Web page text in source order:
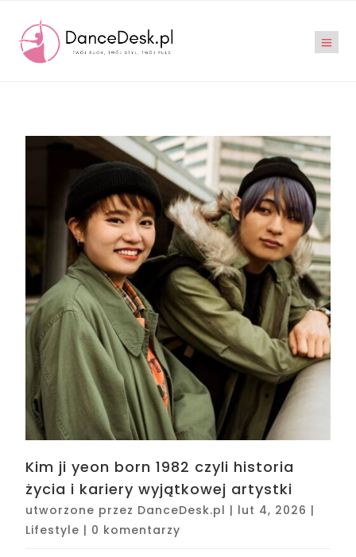
Kim ji yeon born 1982 czyli historia
życia i kariery wyjątkowej artystki
utworzone przez DanceDesk.pl | lut 4, 2026 |
Lifestyle | 0 komentarzy